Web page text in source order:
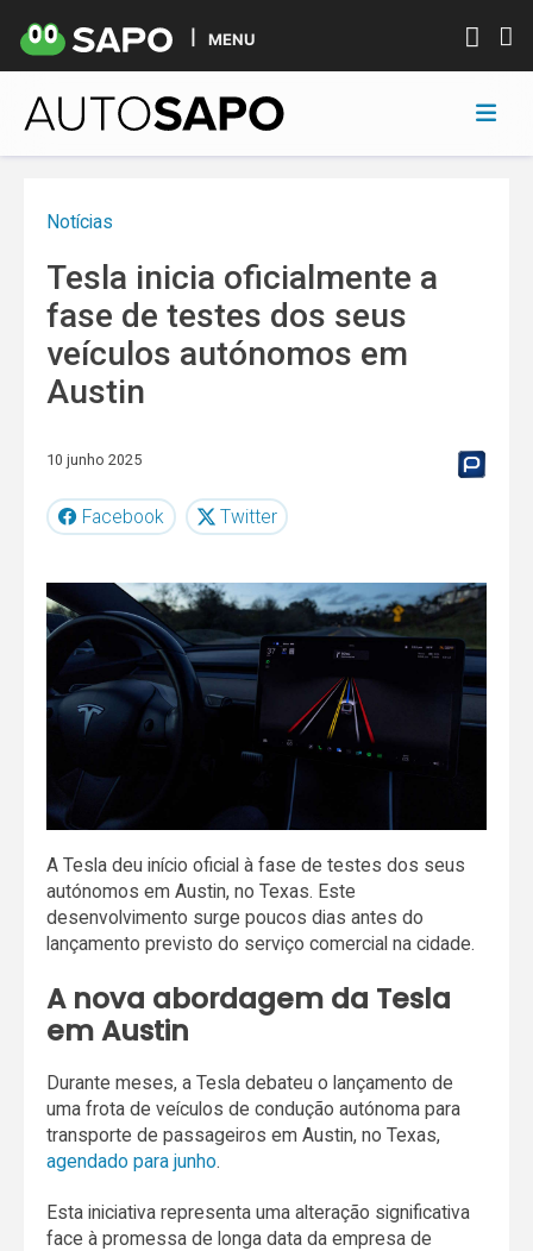
MENU
Notícias
Tesla inicia oficialmente a
fase de testes dos seus
veículos autónomos em
Austin
Facebook Twitter
10 junho 2025
A Tesla deu início oficial à fase de testes dos seus
autónomos em Austin, no Texas. Este
desenvolvimento surge poucos dias antes do
lançamento previsto do serviço comercial na cidade.
A nova abordagem da Tesla
em Austin
Durante meses, a Tesla debateu o lançamento de
uma frota de veículos de condução autónoma para
transporte de passageiros em Austin, no Texas,
agendado para junho.
Esta iniciativa representa uma alteração significativa
face à promessa de longa data da empresa de